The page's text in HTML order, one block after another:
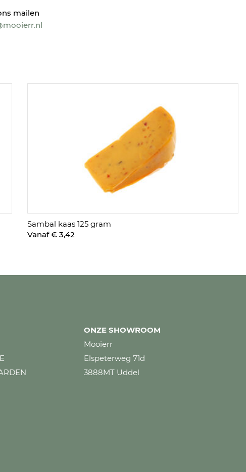
mailen
Sambal kaas 125 gram
Vanaf € 3,42
ONZE SHOWROOM
Mooierr
Elspeterweg 71d
3888MT Uddel